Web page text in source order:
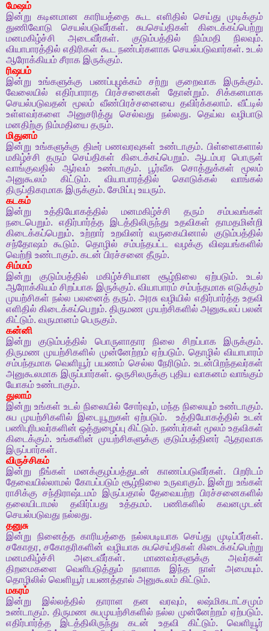
மேஷம்
இன்று
கடினமான காரியத்தை கூட எளிதில் செய்து
முடிக்கும்
துணிவோடு
செயல்படுவீர்கள்.சுபசெய்திகள்
கிடைக்கப்பெற்று
மனமகிழ்ச்சி
அடைவீர்கள். குடும்பத்தில் நிம்மதி நிலவும்.
வியாபாரத்தில் எதிரிகள் கூட நண்பர்களாக செயல்படுவார்கள்.உடல்
ஆரோக்கியம் சீராக இருக்கும்.
ரிஷபம்
இன்று
உங்களுக்கு பணப்புழக்கம் சற்று குறைவாக இருக்கும்.
வேலையில்
எதிர்பாராத பிரச்சனைகள் தோன்றும். சிக்கனமாக
செயல்படுவதன்
மூலம் வீண்பிரச்சனையை தவிர்க்கலாம். வீட்டில்
உள்ளவர்களை
அனுசரித்து செல்வது நல்லது. தெய்வ
வழிபாடு
மனதிற்கு நிம்மதியை தரும்.
மிதுனம்
இன்று உங்களுக்கு திடீர் பணவரவுகள் உண்டாகும்.பிள்ளைகளால்
மகிழ்ச்சி
தரும் செய்திகள் கிடைக்கப்பெறும். ஆடம்பர
பொருள்
வாங்குவதில்
ஆர்வம் உண்டாகும்.பூர்வீக சொத்துக்கள்
மூலம்
அனுகூலம்
கிட்டும். வியாபாரத்தில் கொடுக்கல்
வாங்கல்
திருப்திகரமாக இருக்கும். சேமிப்பு உயரும்.
கடகம்
இன்று
உத்தியோகத்தில் மனமகிழ்ச்சி தரும்
சம்பவங்கள்
நடைபெறும். எதிர்பார்த்த இடத்திலிருந்து உதவிகள்
தாமதமின்றி
கிடைக்கப்பெறும். உற்றார் உறவினர் வருகையினால்
குடும்பத்தில்
சந்தோஷம்
கூடும். தொழில் சம்பந்தபட்ட வழக்கு
விஷயங்களில்
வெற்றி உண்டாகும். கடன் பிரச்சனை தீரும்.
சிம்மம்
இன்று
குடும்பத்தில் மகிழ்ச்சியான சூழ்நிலை ஏற்படும்.உடல்
ஆரோக்கியம் சிறப்பாக இருக்கும்.வியாபாரம் சம்பந்தமாக எடுக்கும்
முயற்சிகள் நல்ல பலனைத் தரும்.அரசு வழியில் எதிர்பார்த்த உதவி
எளிதில் கிடைக்கப்பெறும்.திருமண முயற்சிகளில் அனுகூலப் பலன்
கிட்டும். வருமானம் பெருகும்.
கன்னி
இன்று
குடும்பத்தில் பொருளாதார நிலை சிறப்பாக இருக்கும்.
திருமண முயற்சிகளில் முன்னேற்றம் ஏற்படும். தொழில் வியாபாரம்
சம்பந்தமாக வெளியூர் பயணம் செல்ல நேரிடும்.உடன்பிறந்தவர்கள்
அனுகூலமாக இருப்பார்கள். ஒருசிலருக்கு புதிய வாகனம் வாங்கும்
யோகம் உண்டாகும்.
துலாம்
இன்று உங்கள் உடல் நிலையில் சோர்வும், மந்த நிலையும் உண்டாகும்.
சுப முயற்சிகளில் இடையூறுகள் ஏற்படும். உத்தியோகத்தில் உடன்
பணிபுரிபவர்களின் ஒத்துழைப்பு கிட்டும். நண்பர்கள் மூலம் உதவிகள்
கிடைக்கும். உங்களின் முயற்சிகளுக்கு குடும்பத்தினர் ஆதரவாக
இருப்பார்கள்.
விருச்சிகம்
இன்று
நீங்கள் மனக்குழப்பத்துடன் காணப்படுவீர்கள். பிறரிடம்
தேவையில்லாமல் கோபப்படும் சூழ்நிலை உருவாகும். இன்று உங்கள்
ராசிக்கு சந்திராஷ்டமம் இருப்பதால் தேவையற்ற பிரச்சனைகளில்
தலையிடாமல்
தவிர்ப்பது உத்தமம். பணிகளில்
கவனமுடன்
செயல்படுவது நல்லது.
தனுசு
இன்று
நினைத்த காரியத்தை நல்லபடியாக செய்து முடிப்பீர்கள்.
சகோதர,சகோதரிகளின் வழியாக சுபசெய்திகள் கிடைக்கப்பெற்று
மனமகிழ்ச்சி
அடைவீர்கள். மாணவர்களுக்கு
அவர்கள்
திறமைகளை
வெளிபடுத்தும் நாளாக இந்த நாள் அமையும்.
தொழிலில் வெளியூர் பயணத்தால் அனுகூலம் கிட்டும்.
மகரம்
இன்று
இல்லத்தில் தாராள தன வரவும்,லஷ்மிகடாட்சமும்
உண்டாகும். திருமண சுபமுயற்சிகளில் நல்ல முன்னேற்றம் ஏற்படும்.
எதிர்பார்த்த
இடத்திலிருந்து கடன் உதவி கிட்டும்.வெளியூர்